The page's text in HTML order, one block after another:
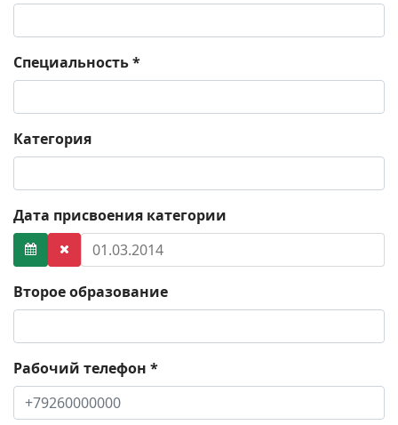
Специальность*
Категория
Дата присвоения категории
Второе образование
Рабочий телефон *